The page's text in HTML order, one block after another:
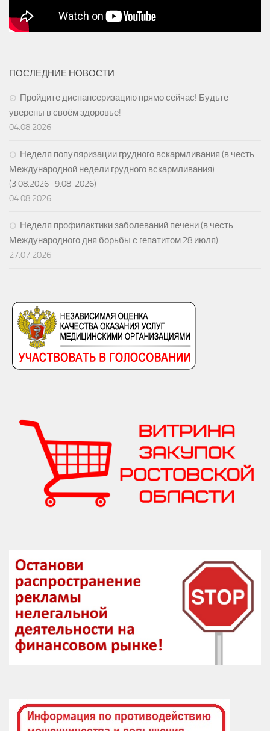
ПОСЛЕДНИЕ НОВОСТИ
Пройдите диспансеризацию прямо сейчас! Будьте
уверены в своём здоровье!
04.08.2026
Неделя популяризации грудного вскармливания (в честь
Международной недели грудного вскармливания)
(3.08.2026–9.08. 2026)
04.08.2026
Неделя профилактики заболеваний печени (в честь
Международного дня борьбы с гепатитом 28 июля)
27.07.2026